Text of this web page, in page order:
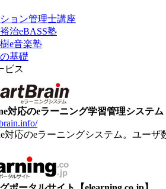
ョン管理士講座
治eBASS塾
e音楽塾
基礎
ビス
対応のeラーニング学習管理システ
対応のeラーニングシステム。ユーザ